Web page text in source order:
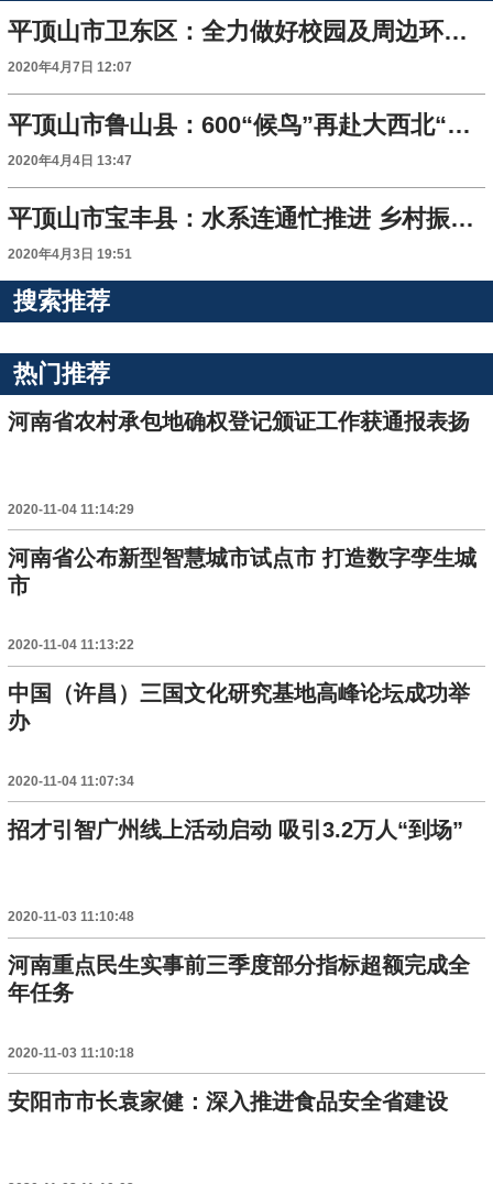
平顶山市卫东区：全力做好校园及周边环境的疫情防控工作
2020年4月7日 12:07
平顶山市鲁山县：600“候鸟”再赴大西北“觅食”
2020年4月4日 13:47
平顶山市宝丰县：水系连通忙推进 乡村振兴注活力
2020年4月3日 19:51
搜索推荐
热门推荐
河南省农村承包地确权登记颁证工作获通报表扬
2020-11-04 11:14:29
河南省公布新型智慧城市试点市 打造数字孪生城
市
2020-11-04 11:13:22
中国（许昌）三国文化研究基地高峰论坛成功举
办
2020-11-04 11:07:34
招才引智广州线上活动启动 吸引3.2万人“到场”
2020-11-03 11:10:48
河南重点民生实事前三季度部分指标超额完成全
年任务
2020-11-03 11:10:18
安阳市市长袁家健：深入推进食品安全省建设